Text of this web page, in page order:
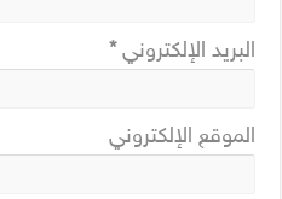
البريد الإلكتروني*
الموقع الإلكتروني